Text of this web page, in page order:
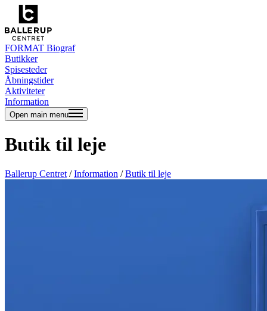
FORMAT Biograf
Butikker
Spisesteder
Åbningstider
Aktiviteter
Information
Open main menu
Butik til leje
Ballerup Centret /Information /Butik til leje